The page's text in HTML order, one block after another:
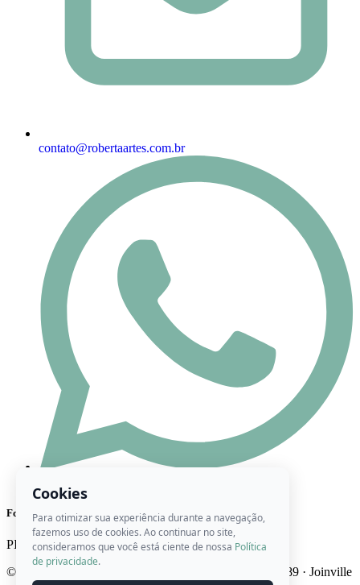
contato@robertaartes.com.br
Formas de Pagamento
PIX Cartão Boleto
© 2026 Ateliê Roberta Artes · CNPJ 22.746.947/0001-89 · Joinville
Cookies
Para otimizar sua experiência durante a navegação,
fazemos uso de cookies. Ao continuar no site,
consideramos que você está ciente de nossa Política
de privacidade.